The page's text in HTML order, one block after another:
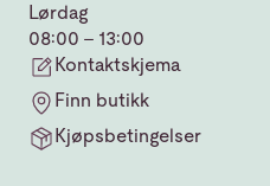
Lørdag
08:00 - 13:00
Kontaktskjema
Finn butikk
Kjøpsbetingelser